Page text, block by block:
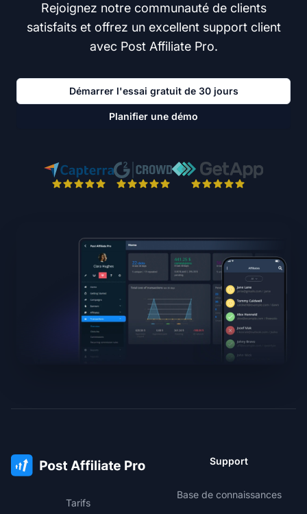
Rejoignez notre communauté de clients
satisfaits et offrez un excellent support client
avec Post Affiliate Pro.
Démarrer l'essai gratuit de 30 jours
Planifier une démo
Tarifs
Support
Base de connaissances